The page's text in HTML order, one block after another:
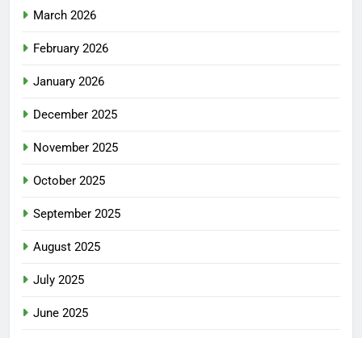
March 2026
February 2026
January 2026
December 2025
November 2025
October 2025
September 2025
August 2025
July 2025
June 2025